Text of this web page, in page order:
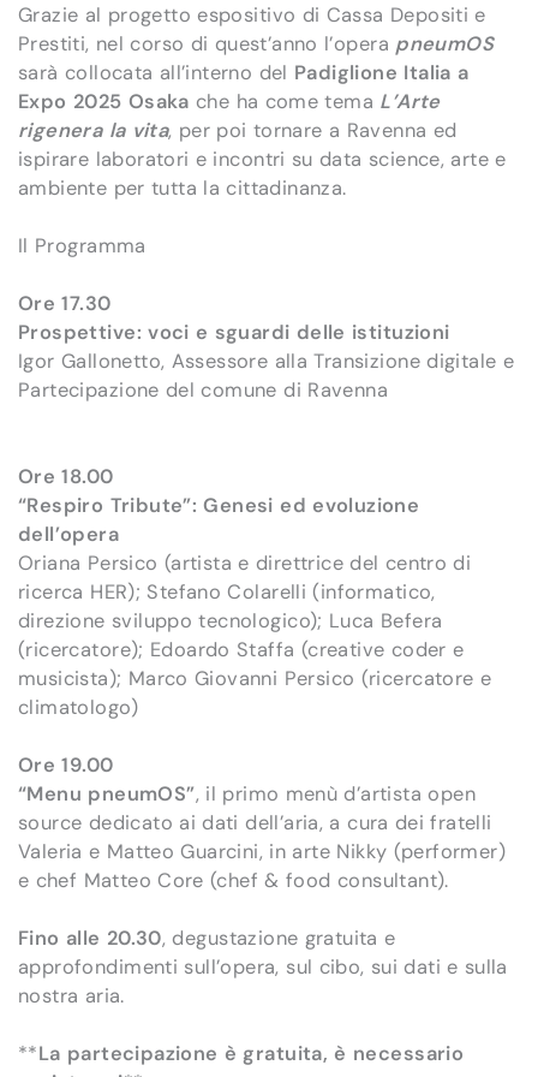
Grazie al progetto espositivo di Cassa Depositi e
Prestiti, nel corso di quest’anno l’opera pneumOS
sarà collocata all’interno del Padiglione Italia a
Expo 2025 Osaka che ha come tema L’Arte
rigenera la vita, per poi tornare a Ravenna ed
ispirare laboratori e incontri su data science, arte e
ambiente per tutta la cittadinanza.
Il Programma
Ore 17.30
Prospettive: voci e sguardi delle istituzioni
Igor Gallonetto, Assessore alla Transizione digitale e
Partecipazione del comune di Ravenna
Ore 18.00
“Respiro Tribute”: Genesi ed evoluzione
dell’opera
Oriana Persico (artista e direttrice del centro di
ricerca HER); Stefano Colarelli (informatico,
direzione sviluppo tecnologico); Luca Befera
(ricercatore); Edoardo Staffa (creative coder e
musicista); Marco Giovanni Persico (ricercatore e
climatologo)
Ore 19.00
“Menu pneumOS”, il primo menù d’artista open
source dedicato ai dati dell’aria, a cura dei fratelli
Valeria e Matteo Guarcini, in arte Nikky (performer)
e chef Matteo Core (chef & food consultant).
Fino alle 20.30, degustazione gratuita e
approfondimenti sull’opera, sul cibo, sui dati e sulla
nostra aria.
**La partecipazione è gratuita, è necessario